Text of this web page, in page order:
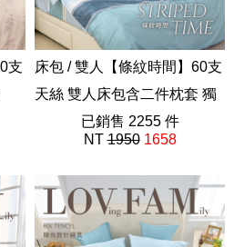
支
床包 / 雙人【條紋時間】60支
天絲 雙人床包含二件枕套 獨
家設計 FORME
202508新品
已銷售 2255 件
NT1950 1658